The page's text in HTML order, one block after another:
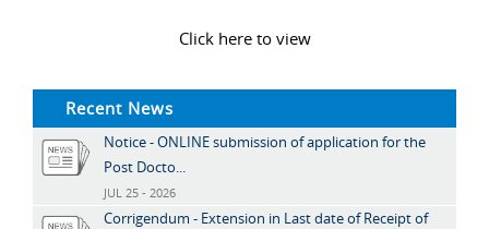
Click here to view
Recent News
Notice - ONLINE submission of application for the
Post Docto...
JUL 25 - 2026
Corrigendum - Extension in Last date of Receipt of